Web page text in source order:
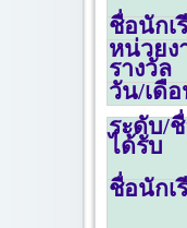
ชื่อนักเ
หน่วยง
รางวัล
วัน/เดื
ระดับ/
ได้รับ
ชื่อนักเ